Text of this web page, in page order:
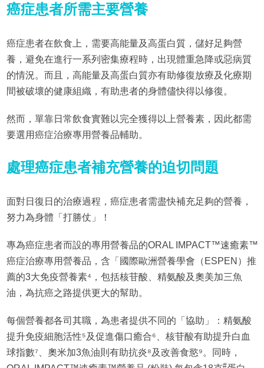
癌症患者所需主要營養
癌症患者在飲食上，需要高能量及高蛋白質，儲好足夠營
養，避免在進行一系列密集療程時，出現體重急降或惡病質
的情況。而且，高能量及高蛋白質亦有助修復放療及化療期
間被破壞的健康組織，有助患者的身體儘快得以修復。
然而，單靠日常飲食實難以完全獲得以上營養素，因此都需
要選用癌症治療專用營養品輔助。
處理癌症患者補充營養的迫切問題
面對日復日的治療過程，癌症患者需盡快補充足夠的營養，
努力為身體「打勝仗」！
專為癌症患者而設的專用營養品的ORAL IMPACT™速癒素™
癌症治療專用營養品，含「國際歐洲營養學會（ESPEN）推
薦的3大免疫營養素⁴，包括核苷酸、精氨酸及奧美加三魚
油，為抗癌之路提供更大的幫助。
每個營養都各司其職，為患者提供不同的「協助」：精氨酸
提升免疫細胞活性⁵及促進傷口癒合⁶、核苷酸有助提升白血
球指數⁷、奧米加3魚油則有助抗炎⁸及改善食慾⁹。同時，
#